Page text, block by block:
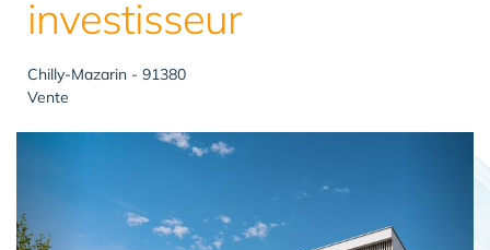
investisseur
Chilly-Mazarin - 91380
Vente